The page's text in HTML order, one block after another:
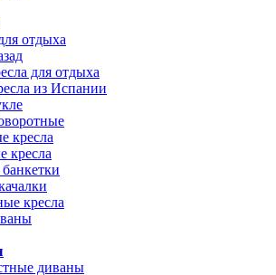
отдыха
для отдыха
из Испании
кресла
кресла
кресла
диваны